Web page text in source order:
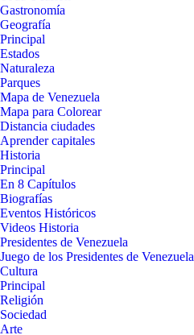
Gastronomía
Geografía
Principal
Estados
Naturaleza
Parques
Mapa de Venezuela
Mapa para Colorear
Distancia ciudades
Aprender capitales
Historia
Principal
En 8 Capítulos
Biografías
Eventos Históricos
Videos Historia
Presidentes de Venezuela
Juego de los Presidentes de Venezuela
Cultura
Principal
Religión
Sociedad
Arte